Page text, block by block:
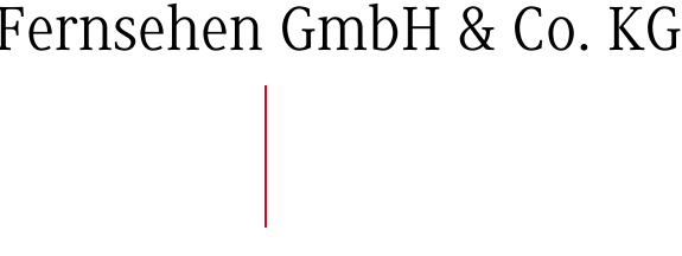
GmbH & Co. KG